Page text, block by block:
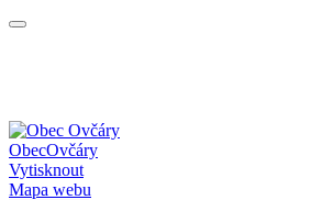
ObecOvčáry
Vytisknout
Mapa webu